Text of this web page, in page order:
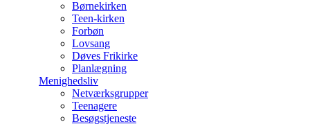
Børnekirken
Teen-kirken
Forbøn
Lovsang
Døves Frikirke
Planlægning
Menighedsliv
Netværksgrupper
Teenagere
Besøgstjeneste